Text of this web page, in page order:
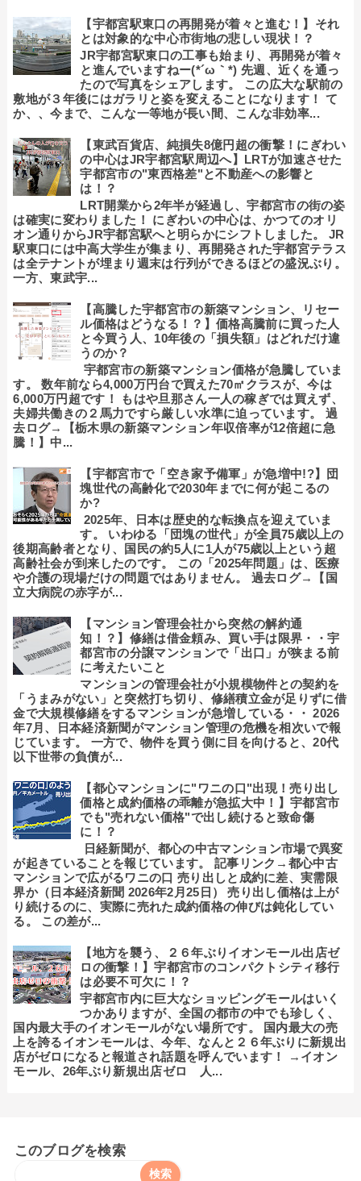
【宇都宮駅東口の再開発が着々と進む！】それ
とは対象的な中心市街地の悲しい現状！？
JR宇都宮駅東口の工事も始まり、再開発が着々
と進んでいますねー(*´ω｀*) 先週、近くを通っ
たので写真をシェアします。 この広大な駅前の
敷地が３年後にはガラリと姿を変えることになります！ て
か、、今まで、こんな一等地が長い間、こんな非効率...
【東武百貨店、純損失8億円超の衝撃！にぎわい
の中心はJR宇都宮駅周辺へ】LRTが加速させた
宇都宮市の"東西格差"と不動産への影響と
は！？
LRT開業から2年半が経過し、宇都宮市の街の姿
は確実に変わりました！ にぎわいの中心は、かつてのオリ
オン通りからJR宇都宮駅へと明らかにシフトしました。 JR
駅東口には中高大学生が集まり、再開発された宇都宮テラス
は全テナントが埋まり週末は行列ができるほどの盛況ぶり。
一方、東武宇...
【高騰した宇都宮市の新築マンション、リセー
ル価格はどうなる！？】価格高騰前に買った人
と今買う人、10年後の「損失額」はどれだけ違
うのか？
宇都宮市の新築マンション価格が急騰していま
す。 数年前なら4,000万円台で買えた70㎡クラスが、今は
6,000万円超です！ もはや旦那さん一人の稼ぎでは買えず、
夫婦共働きの２馬力ですら厳しい水準に迫っています。 過
去ログ→【栃木県の新築マンション年収倍率が12倍超に急
騰！】中...
【宇都宮市で「空き家予備軍」が急増中!?】団
塊世代の高齢化で2030年までに何が起こるの
か?
2025年、日本は歴史的な転換点を迎えていま
す。 いわゆる「団塊の世代」が全員75歳以上の
後期高齢者となり、国民の約5人に1人が75歳以上という超
高齢社会が到来したのです。 この「2025年問題」は、医療
や介護の現場だけの問題ではありません。 過去ログ→【国
立大病院の赤字が...
【マンション管理会社から突然の解約通
知！？】修繕は借金頼み、買い手は限界・・宇
都宮市の分譲マンションで「出口」が狭まる前
に考えたいこと
マンションの管理会社が小規模物件との契約を
「うまみがない」と突然打ち切り、修繕積立金が足りずに借
金で大規模修繕をするマンションが急増している・・ 2026
年7月、日本経済新聞がマンション管理の危機を相次いで報
じています。 一方で、物件を買う側に目を向けると、20代
以下世帯の負債が...
【都心マンションに"ワニの口"出現！売り出し
価格と成約価格の乖離が急拡大中！】宇都宮市
でも"売れない価格"で出し続けると致命傷
に！？
日経新聞が、都心の中古マンション市場で異変
が起きていることを報じています。 記事リンク→都心中古
マンションで広がるワニの口 売り出しと成約に差、実需限
界か（日本経済新聞 2026年2月25日） 売り出し価格は上が
り続けるのに、実際に売れた成約価格の伸びは鈍化してい
る。 この差が...
【地方を襲う、２６年ぶりイオンモール出店ゼ
ロの衝撃！】宇都宮市のコンパクトシティ移行
は必要不可欠に！？
宇都宮市内に巨大なショッピングモールはいく
つかありますが、全国の都市の中でも珍しく、
国内最大手のイオンモールがない場所です。 国内最大の売
上を誇るイオンモールは、今年、なんと２６年ぶりに新規出
店がゼロになると報道され話題を呼んでいます！ →イオン
モール、26年ぶり新規出店ゼロ 人...
このブログを検索